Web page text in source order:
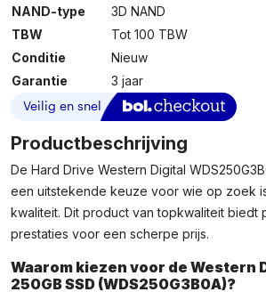
NAND-type
3D NAND
TBW
Tot 100 TBW
Conditie
Nieuw
Garantie
3 jaar
Productbeschrijving
De Hard Drive Western Digital
een uitstekende keuze voor wie op zoek
kwaliteit. Dit product van topkwaliteit biedt
prestaties voor een scherpe prijs.
Waarom kiezen voor de Western
250GB SSD (WDS250G3B0A)?